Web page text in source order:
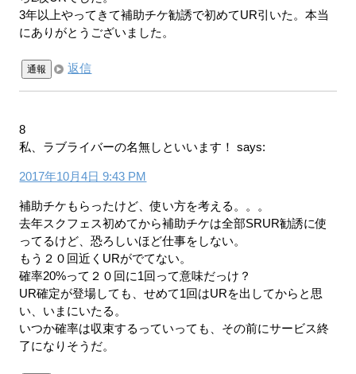
3年以上やってきて補助チケ勧誘で初めてUR引いた。本当
にありがとうございました。
通報 返信
8
私、ラブライバーの名無しといいます！
says:
2017年10月4日 9:43 PM
補助チケもらったけど、使い方を考える。。。
去年スクフェス初めてから補助チケは全部SRUR勧誘に使
ってるけど、恐ろしいほど仕事をしない。
もう２０回近くURがでてない。
確率20%って２０回に1回って意味だっけ？
UR確定が登場しても、せめて1回はURを出してからと思
い、いまにいたる。
いつか確率は収束するっていっても、その前にサービス終
了になりそうだ。